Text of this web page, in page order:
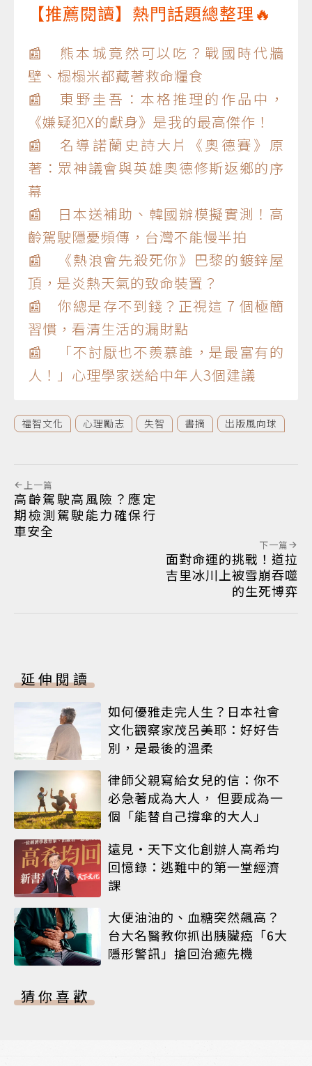
【推薦閱讀】熱門話題總整理🔥
📰 熊本城竟然可以吃？戰國時代牆
壁、榻榻米都藏著救命糧食
📰 東野圭吾：本格推理的作品中，
《嫌疑犯X的獻身》是我的最高傑作！
📰 名導諾蘭史詩大片《奧德賽》原
著：眾神議會與英雄奧德修斯返鄉的序
幕
📰 日本送補助、韓國辦模擬實測！高
齡駕駛隱憂頻傳，台灣不能慢半拍
📰 《熱浪會先殺死你》巴黎的鍍鋅屋
頂，是炎熱天氣的致命裝置？
📰 你總是存不到錢？正視這 7 個極簡
習慣，看清生活的漏財點
📰 「不討厭也不羨慕誰，是最富有的
人！」心理學家送給中年人3個建議
福智文化 心理勵志 失智 書摘 出版風向球
上一篇
高齡駕駛高風險？應定
期檢測駕駛能力確保行
車安全
下一篇
面對命運的挑戰！道拉
吉里冰川上被雪崩吞噬
的生死博弈
延伸閱讀
如何優雅走完人生？日本社會
文化觀察家茂呂美耶：好好告
別，是最後的溫柔
律師父親寫給女兒的信：你不
必急著成為大人， 但要成為一
個「能替自己撐傘的大人」
遠見‧天下文化創辦人高希均
回憶錄：逃難中的第一堂經濟
課
大便油油的、血糖突然飆高？
台大名醫教你抓出胰臟癌「6大
隱形警訊」搶回治癒先機
猜你喜歡